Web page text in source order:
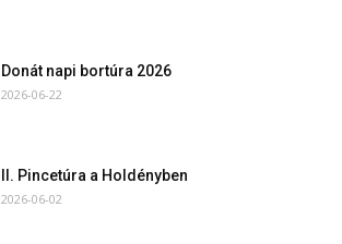
Donát napi bortúra 2026
2026-06-22
II. Pincetúra a Holdényben
2026-06-02